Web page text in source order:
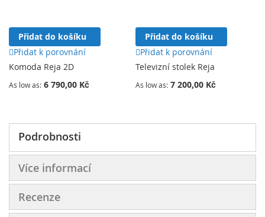
Přidat do košíku
Přidat k porovnání
Komoda Reja 2D
As low as 6 790,00 Kč
Přidat do košíku
Přidat k porovnání
Televizní stolek Reja
As low as 7 200,00 Kč
Podrobnosti
Více informací
Recenze